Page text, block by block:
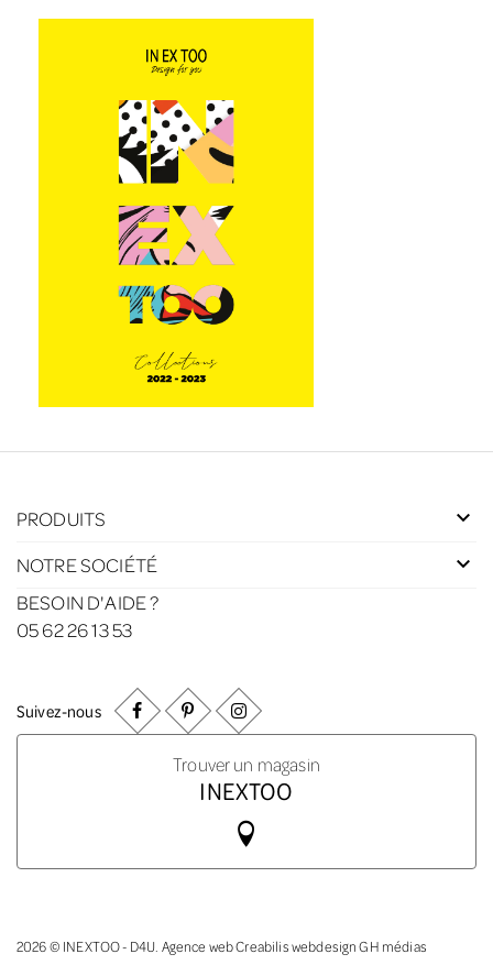
PRODUITS
NOTRE SOCIÉTÉ
BESOIN D'AIDE ?
05 62 26 13 53
Suivez-nous
Trouver un magasin
INEXTOO
2026 © INEXTOO - D4U. Agence web Creabiliswebdesign GH médias